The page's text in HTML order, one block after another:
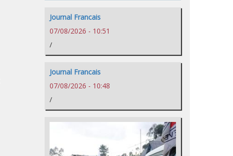
Journal Francais
07/08/2026 - 10:51
/
Journal Francais
07/08/2026 - 10:48
/